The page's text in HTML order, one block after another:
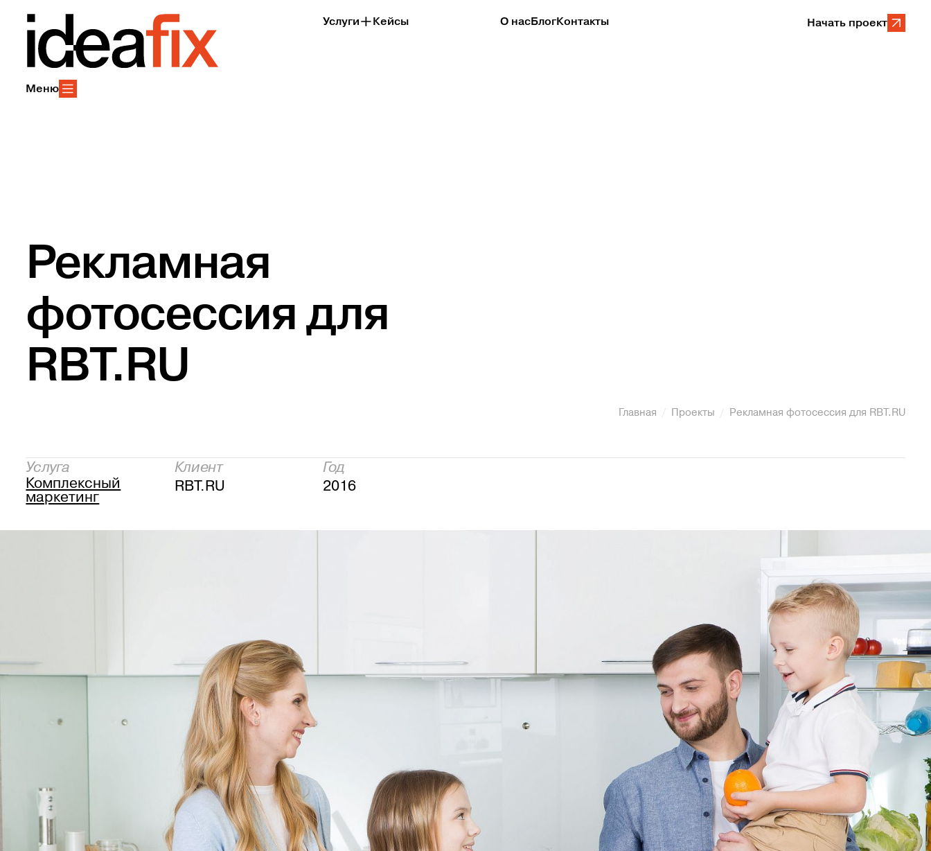
Услуги Кейсы О насБлогКонтакты Начать проект
Меню
Рекламная
фотосессия для
RBT.RU
Главная Проекты Рекламная фотосессия для RBT.RU
Услуга
Комплексный
маркетинг
Клиент
RBT.RU
Год
2016